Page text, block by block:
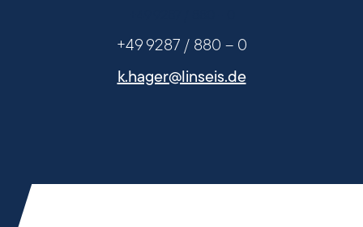
+49 9287 / 880 – 0
k.hager@linseis.de